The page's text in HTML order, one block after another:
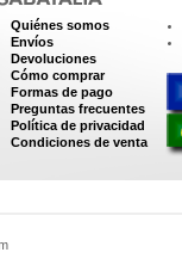
Quiénes somos
Envíos
Devoluciones
Cómo comprar
Formas de pago
Preguntas frecuentes
Política de privacidad
Condiciones de venta